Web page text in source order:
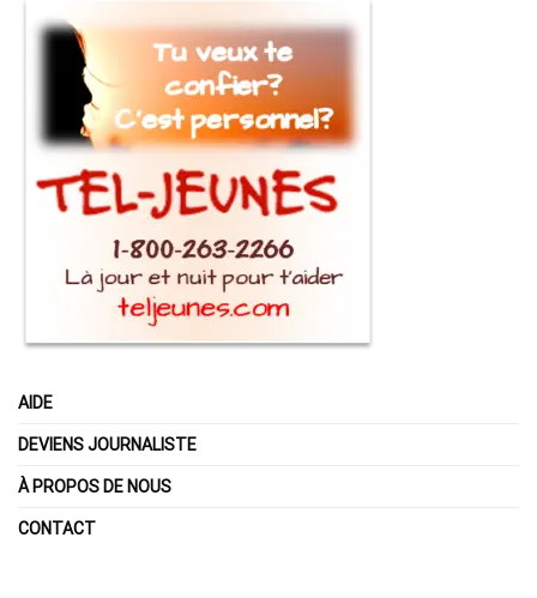
AIDE
DEVIENS JOURNALISTE
À PROPOS DE NOUS
CONTACT